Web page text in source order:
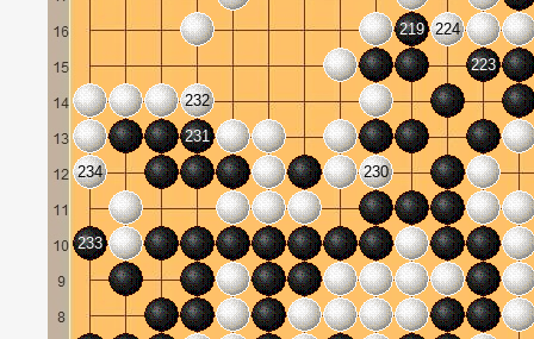
219
223
224
230
231
232
233
234